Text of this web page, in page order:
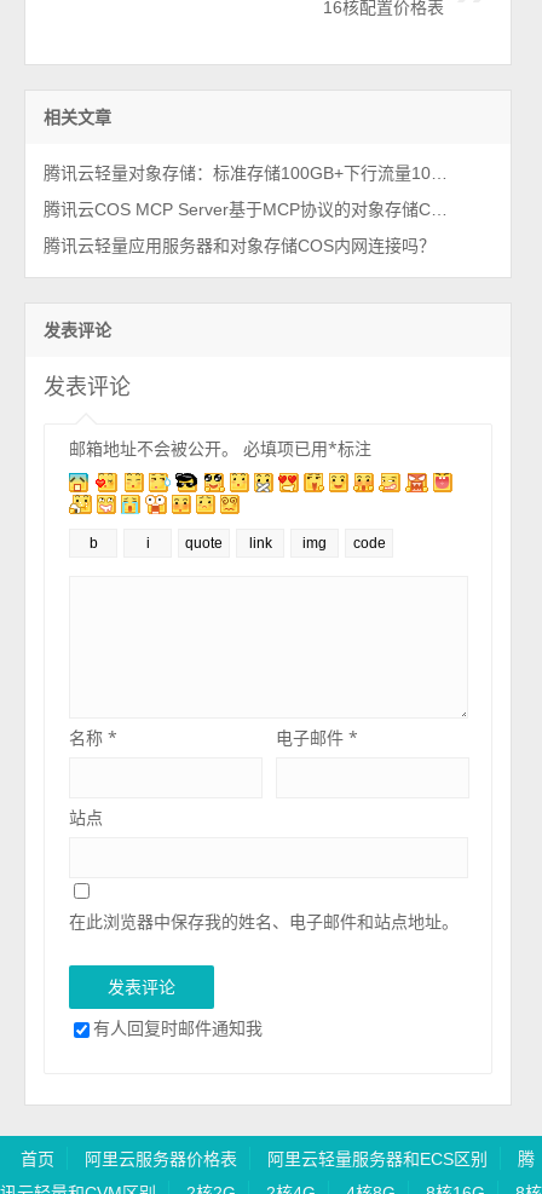
16核配置价格表
相关文章
腾讯云轻量应用服务器和对象存储COS内网连接吗？
发表评论
发表评论
邮箱地址不会被公开。 必填项已用*标注
名称* 电子邮件*
站点
在此浏览器中保存我的姓名、电子邮件和站点地址。
有人回复时邮件通知我
首页 阿里云服务器价格表 阿里云轻量服务器和ECS区别
腾